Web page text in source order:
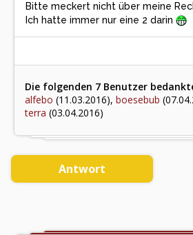
Bitte meckert nicht über meine
Ich hatte immer nur eine 2 darin
Die folgenden 7 Benutzer
alfebo (11.03.2016), boesebub
terra (03.04.2016)
Antwort